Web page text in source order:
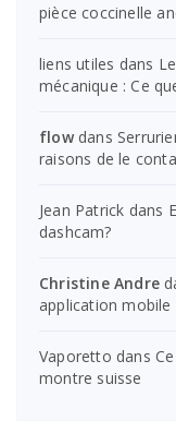
pièce coccinelle
liens utiles dans
mécanique : Ce
flowdans
raisons de le
Jean Patrick dans
dashcam?
Christine Andre
application mobile
Vaporetto dans
montre suisse